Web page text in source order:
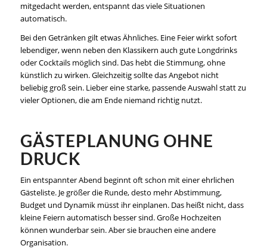
mitgedacht werden, entspannt das viele Situationen
automatisch.
Bei den Getränken gilt etwas Ähnliches. Eine Feier wirkt sofort
lebendiger, wenn neben den Klassikern auch gute Longdrinks
oder Cocktails möglich sind. Das hebt die Stimmung, ohne
künstlich zu wirken. Gleichzeitig sollte das Angebot nicht
beliebig groß sein. Lieber eine starke, passende Auswahl statt zu
vieler Optionen, die am Ende niemand richtig nutzt.
GÄSTEPLANUNG OHNE
DRUCK
Ein entspannter Abend beginnt oft schon mit einer ehrlichen
Gästeliste. Je größer die Runde, desto mehr Abstimmung,
Budget und Dynamik müsst ihr einplanen. Das heißt nicht, dass
kleine Feiern automatisch besser sind. Große Hochzeiten
können wunderbar sein. Aber sie brauchen eine andere
Organisation.